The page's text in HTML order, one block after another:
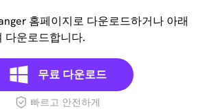
홈페이지로 다운로드하거나 아래
다운로드합니다.
무료 다운로드
빠르고 안전하게